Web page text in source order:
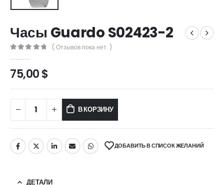
Часы Guardo S02423-2
( Отзывов пока нет. )
75,00$
В КОРЗИНУ
ДОБАВИТЬ В СПИСОК ЖЕЛАНИЙ
ДЕТАЛИ